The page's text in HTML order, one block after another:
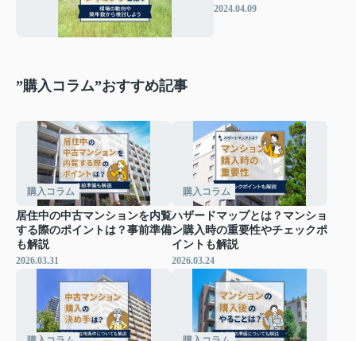
動向や築年数から検討し
2024.04.09
”購入コラム”おすすめ記事
購入コラム
居住中の中古マンションを内覧
する際のポイントは？事前準備
も解説
2026.03.31
購入コラム
ハザードマップとは？マンショ
ン購入時の重要性やチェックポ
イントも解説
2026.03.24